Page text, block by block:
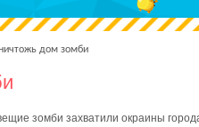
дом зомби
зомби захватили окраины